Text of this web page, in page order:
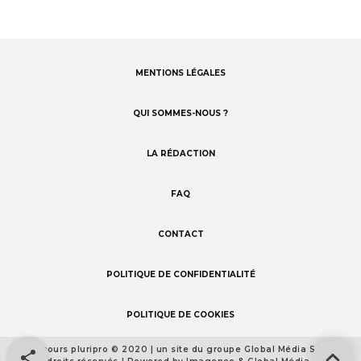
MENTIONS LÉGALES
QUI SOMMES-NOUS ?
LA RÉDACTION
FAQ
CONTACT
POLITIQUE DE CONFIDENTIALITÉ
POLITIQUE DE COOKIES
Footer
Concours pluripro © 2020 | un site du groupe Global Média Santé